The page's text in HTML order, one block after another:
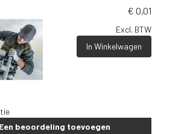
€ 0,01
Excl. BTW
In Winkelwagen
Een beoordeling toevoegen